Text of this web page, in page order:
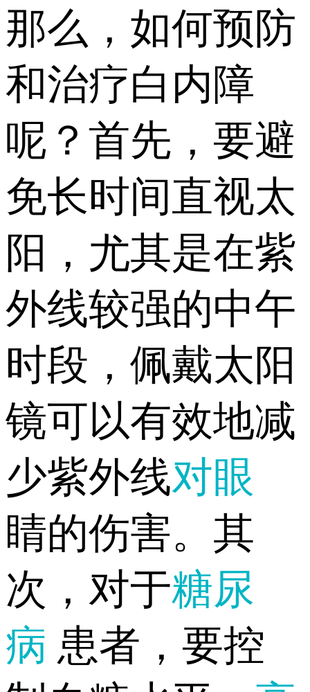
那么，如何预防
和治疗白内障
呢？首先，要避
免长时间直视太
阳，尤其是在紫
外线较强的中午
时段，佩戴太阳
镜可以有效地减
少紫外线对眼
睛的伤害。其
次，对于糖尿
病 患者，要控